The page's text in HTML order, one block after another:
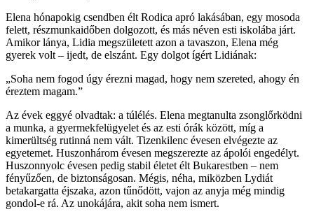
Elena hónapokig csendben élt Rodica apró lakásában, egy mosoda
felett, részmunkaidőben dolgozott, és más néven esti iskolába járt.
Amikor lánya, Lidia megszületett azon a tavaszon, Elena még
gyerek volt – ijedt, de elszánt. Egy dolgot ígért Lidiának:
„Soha nem fogod úgy érezni magad, hogy nem szereted, ahogy én
éreztem magam.”
Az évek eggyé olvadtak: a túlélés. Elena megtanulta zsonglőrködni
a munka, a gyermekfelügyelet és az esti órák között, míg a
kimerültség rutinná nem vált. Tizenkilenc évesen elvégezte az
egyetemet. Huszonhárom évesen megszerezte az ápolói engedélyt.
Huszonnyolc évesen pedig stabil életet élt Bukarestben – nem
fényűzően, de biztonságosan. Mégis, néha, miközben Lydiát
betakargatta éjszaka, azon tűnődött, vajon az anyja még mindig
gondol-e rá. Az unokájára, akit soha nem ismert.